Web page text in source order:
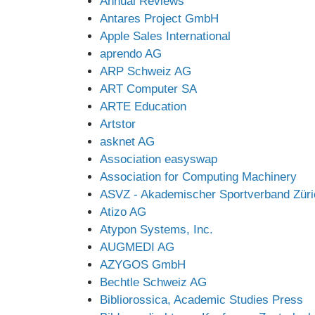
Antares Project GmbH
Apple Sales International
aprendo AG
ARP Schweiz AG
ART Computer SA
ARTE Education
Artstor
asknet AG
Association easyswap
Association for Computing Machinery
ASVZ - Akademischer Sportverband
Atizo AG
Atypon Systems, Inc.
AUGMEDI AG
AZYGOS GmbH
Bechtle Schweiz AG
Bibliorossica, Academic Studies Press